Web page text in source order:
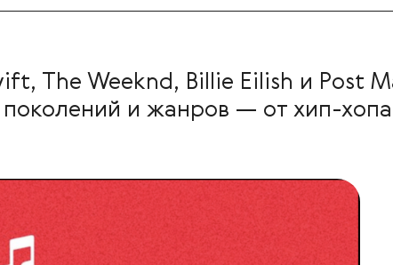
The Weeknd, Billie Eilish и Post
и жанров — от хип-